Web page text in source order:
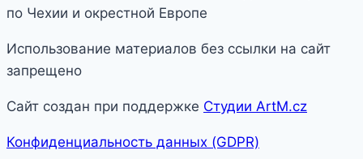
по Чехии и окрестной Европе
Использование материалов без ссылки на сайт
запрещено
Сайт создан при поддержке Студии ArtM.cz
Конфиденциальность данных (GDPR)